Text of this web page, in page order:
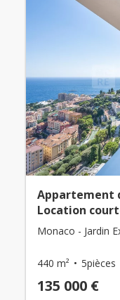
Appartement
Location
Monaco - Jardin
440 m² 5pièces
135 000 €